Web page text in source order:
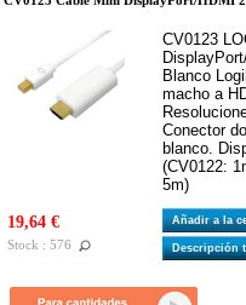
CV0123
Blanco
macho a
Conector
blanco.
(CV0122:
5m)
19,64 €
Stock : 576
Añadir a la
Descripción